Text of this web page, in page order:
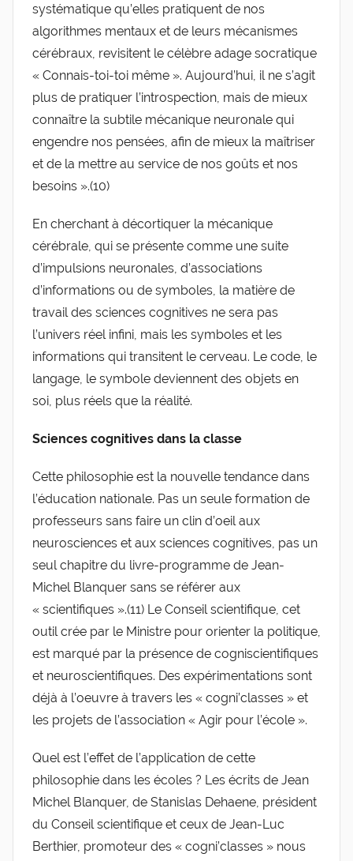
systématique qu’elles pratiquent de nos
algorithmes mentaux et de leurs mécanismes
cérébraux, revisitent le célèbre adage socratique
« Connais-toi-toi même ». Aujourd’hui, il ne s’agit
plus de pratiquer l’introspection, mais de mieux
connaître la subtile mécanique neuronale qui
engendre nos pensées, afin de mieux la maîtriser
et de la mettre au service de nos goûts et nos
besoins ».(10)
En cherchant à décortiquer la mécanique
cérébrale, qui se présente comme une suite
d’impulsions neuronales, d’associations
d’informations ou de symboles, la matière de
travail des sciences cognitives ne sera pas
l’univers réel infini, mais les symboles et les
informations qui transitent le cerveau. Le code, le
langage, le symbole deviennent des objets en
soi, plus réels que la réalité.
Sciences cognitives dans la classe
Cette philosophie est la nouvelle tendance dans
l’éducation nationale. Pas un seule formation de
professeurs sans faire un clin d’oeil aux
neurosciences et aux sciences cognitives, pas un
seul chapitre du livre-programme de Jean-
Michel Blanquer sans se référer aux
« scientifiques ».(11) Le Conseil scientifique, cet
outil crée par le Ministre pour orienter la politique,
est marqué par la présence de cogniscientifiques
et neuroscientifiques. Des expérimentations sont
déjà à l’oeuvre à travers les « cogni’classes » et
les projets de l’association « Agir pour l’école ».
Quel est l’effet de l’application de cette
philosophie dans les écoles ? Les écrits de Jean
Michel Blanquer, de Stanislas Dehaene, président
du Conseil scientifique et ceux de Jean-Luc
Berthier, promoteur des « cogni’classes » nous